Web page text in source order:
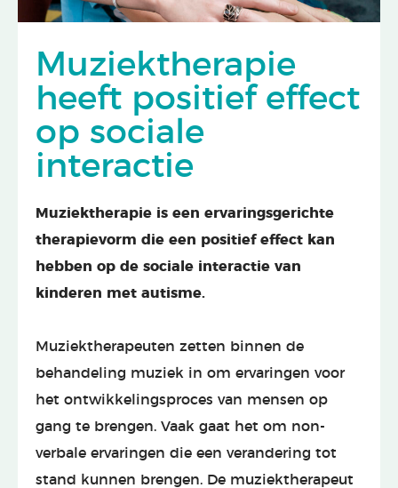
Muziektherapie
heeft positief effect
op sociale
interactie
Muziektherapie is een ervaringsgerichte
therapievorm die een positief effect kan
hebben op de sociale interactie van
kinderen met autisme.
Muziektherapeuten zetten binnen de
behandeling muziek in om ervaringen voor
het ontwikkelingsproces van mensen op
gang te brengen. Vaak gaat het om non-
verbale ervaringen die een verandering tot
stand kunnen brengen. De muziektherapeut